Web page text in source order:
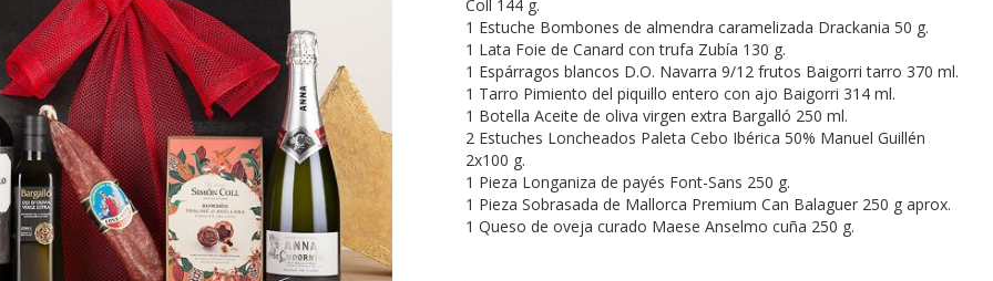
Coll 144 g.
1 Estuche Bombones de almendra caramelizada Drackania 50 g.
1 Lata Foie de Canard con trufa Zubía 130 g.
1 Espárragos blancos D.O. Navarra 9/12 frutos Baigorri tarro 370 ml.
1 Tarro Pimiento del piquillo entero con ajo Baigorri 314 ml.
1 Botella Aceite de oliva virgen extra Bargalló 250 ml.
2 Estuches Loncheados Paleta Cebo Ibérica 50% Manuel Guillén
2x100 g.
1 Pieza Longaniza de payés Font-Sans 250 g.
1 Pieza Sobrasada de Mallorca Premium Can Balaguer 250 g aprox.
1 Queso de oveja curado Maese Anselmo cuña 250 g.